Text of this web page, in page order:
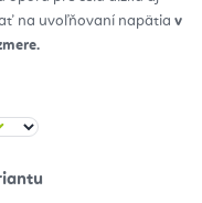
na uvoľňovaní napätia v